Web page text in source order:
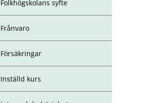
Folkhögskolans syfte
Frånvaro
Försäkringar
Inställd kurs